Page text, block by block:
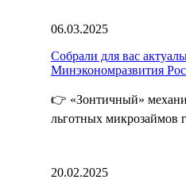
06.03.2025
Собрали для вас
Минэкономразвития
👉 «Зонтичный»
льготных микрозаймов
20.02.2025